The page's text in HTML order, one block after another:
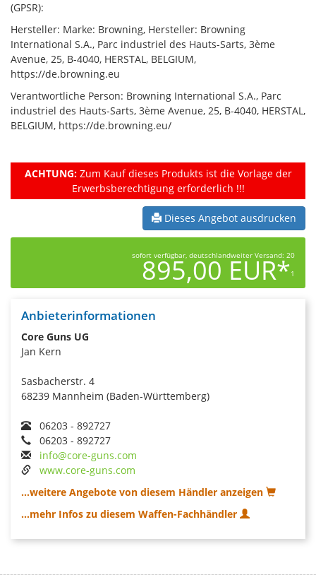
(GPSR):
Hersteller: Marke: Browning, Hersteller: Browning
International S.A., Parc industriel des Hauts-Sarts, 3ème
Avenue, 25, B-4040, HERSTAL, BELGIUM,
https://de.browning.eu
Verantwortliche Person: Browning International S.A., Parc
industriel des Hauts-Sarts, 3ème Avenue, 25, B-4040, HERSTAL,
BELGIUM, https://de.browning.eu/
ACHTUNG:Zum Kauf dieses Produkts ist die Vorlage der
Erwerbsberechtigung erforderlich !!!
Dieses Angebot ausdrucken
sofort verfügbar, deutschlandweiter Versand: 20
895,00 EUR*1
Anbieterinformationen
Core Guns UG
Jan Kern
Sasbacherstr. 4
68239 Mannheim (Baden-Württemberg)
06203 - 892727
06203 - 892727
info@core-guns.com
www.core-guns.com
...weitere Angebote von diesem Händler anzeigen
...mehr Infos zu diesem Waffen-Fachhändler